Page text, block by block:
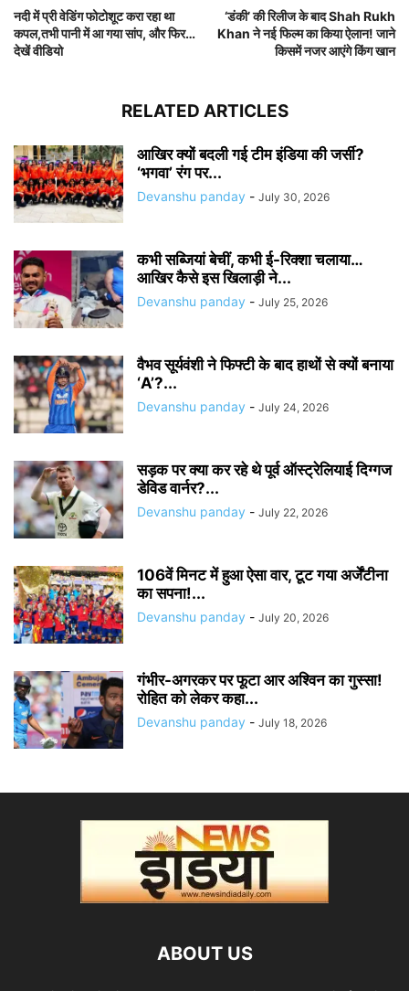
नदी में प्री वेडिंग फोटोशूट करा रहा था
कपल,तभी पानी में आ गया सांप, और फिर…
देखें वीडियो
‘डंकी’ की रिलीज के बाद Shah Rukh
Khan ने नई फिल्म का किया ऐलान! जाने
किसमें नजर आएंगे किंग खान
RELATED ARTICLES
आखिर क्यों बदली गई टीम इंडिया की जर्सी?
‘भगवा’ रंग पर...
Devanshu panday - July 30, 2026
कभी सब्जियां बेचीं, कभी ई-रिक्शा चलाया…
आखिर कैसे इस खिलाड़ी ने...
Devanshu panday - July 25, 2026
वैभव सूर्यवंशी ने फिफ्टी के बाद हाथों से क्यों बनाया
‘A’?...
Devanshu panday - July 24, 2026
सड़क पर क्या कर रहे थे पूर्व ऑस्ट्रेलियाई दिग्गज
डेविड वार्नर?...
Devanshu panday - July 22, 2026
106वें मिनट में हुआ ऐसा वार, टूट गया अर्जेंटीना
का सपना!...
Devanshu panday - July 20, 2026
गंभीर-अगरकर पर फूटा आर अश्विन का गुस्सा!
रोहित को लेकर कहा...
Devanshu panday - July 18, 2026
ABOUT US